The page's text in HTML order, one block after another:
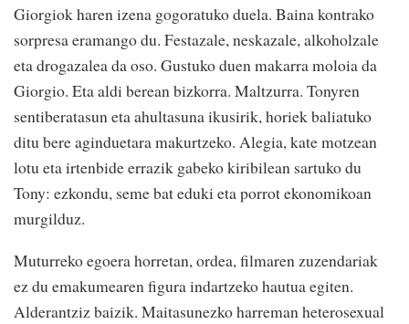
Giorgiok haren izena gogoratuko duela. Baina kontrako
sorpresa eramango du. Festazale, neskazale, alkoholzale
eta drogazalea da oso. Gustuko duen makarra moloia da
Giorgio. Eta aldi berean bizkorra. Maltzurra. Tonyren
sentiberatasun eta ahultasuna ikusirik, horiek baliatuko
ditu bere aginduetara makurtzeko. Alegia, kate motzean
lotu eta irtenbide errazik gabeko kiribilean sartuko du
Tony: ezkondu, seme bat eduki eta porrot ekonomikoan
murgilduz.
Muturreko egoera horretan, ordea, filmaren zuzendariak
ez du emakumearen figura indartzeko hautua egiten.
Alderantziz baizik. Maitasunezko harreman heterosexual